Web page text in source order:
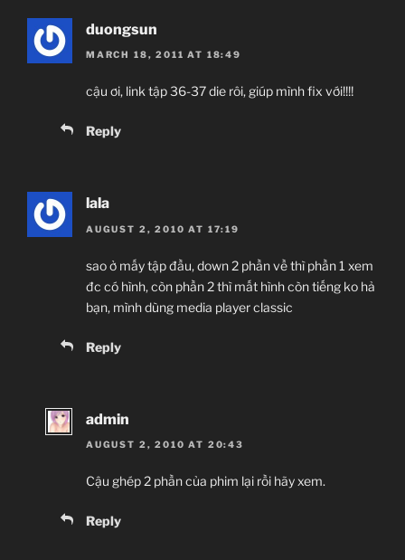
duongsun
MARCH 18, 2011 AT 18:49
cậu ơi, link tập 36-37 die rôi, giúp mình fix với!!!!
Reply
lala
AUGUST 2, 2010 AT 17:19
sao ở mấy tập đầu, down 2 phần về thì phần 1 xem
đc có hình, còn phần 2 thì mất hình còn tiếng ko hả
bạn, mình dùng media player classic
Reply
admin
AUGUST 2, 2010 AT 20:43
Cậu ghép 2 phần của phim lại rồi hãy xem.
Reply